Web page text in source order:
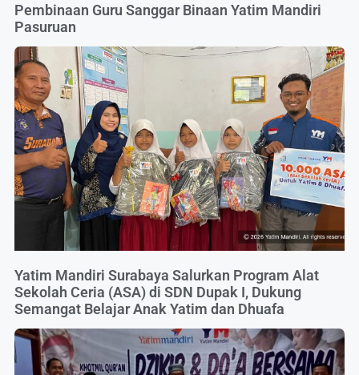
Pembinaan Guru Sanggar Binaan Yatim Mandiri
Pasuruan
Yatim Mandiri Surabaya Salurkan Program Alat
Sekolah Ceria (ASA) di SDN Dupak I, Dukung
Semangat Belajar Anak Yatim dan Dhuafa